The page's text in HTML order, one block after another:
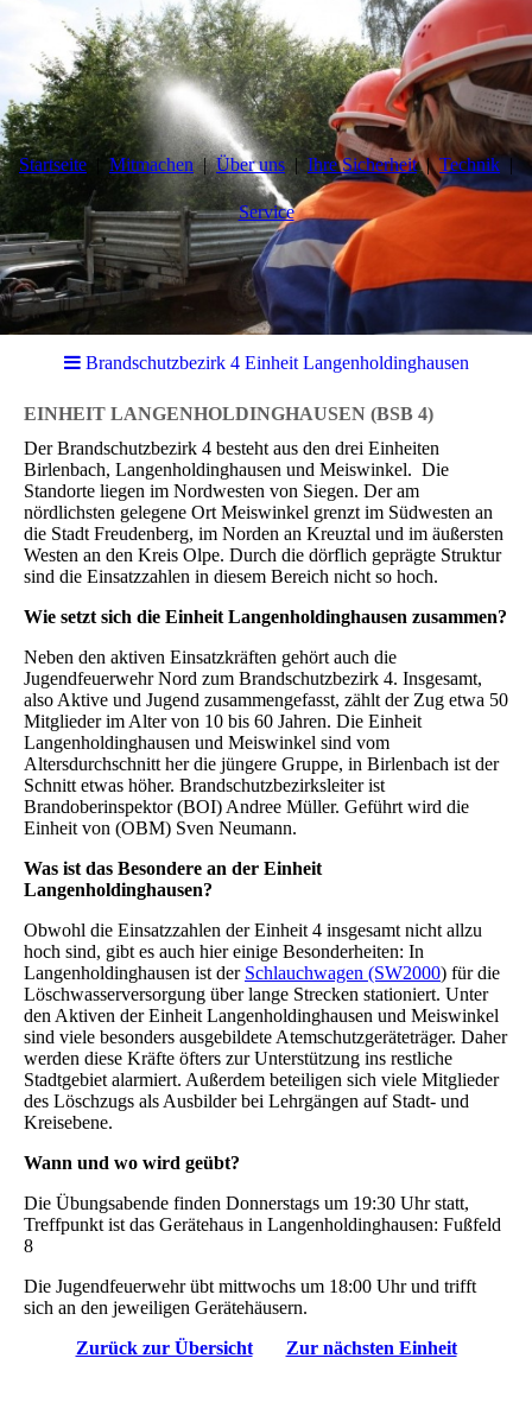
Startseite Mitmachen Über uns Ihre Sicherheit Technik
Service
Brandschutzbezirk 4 Einheit Langenholdinghausen
EINHEIT LANGENHOLDINGHAUSEN (BSB 4)
Der Brandschutzbezirk 4 besteht aus den drei Einheiten
Birlenbach, Langenholdinghausen und Meiswinkel. Die
Standorte liegen im Nordwesten von Siegen. Der am
nördlichsten gelegene Ort Meiswinkel grenzt im Südwesten an
die Stadt Freudenberg, im Norden an Kreuztal und im äußersten
Westen an den Kreis Olpe. Durch die dörflich geprägte Struktur
sind die Einsatzzahlen in diesem Bereich nicht so hoch.
Wie setzt sich die Einheit Langenholdinghausen zusammen?
Neben den aktiven Einsatzkräften gehört auch die
Jugendfeuerwehr Nord zum Brandschutzbezirk 4. Insgesamt,
also Aktive und Jugend zusammengefasst, zählt der Zug etwa 50
Mitglieder im Alter von 10 bis 60 Jahren. Die Einheit
Langenholdinghausen und Meiswinkel sind vom
Altersdurchschnitt her die jüngere Gruppe, in Birlenbach ist der
Schnitt etwas höher. Brandschutzbezirksleiter ist
Brandoberinspektor (BOI) Andree Müller. Geführt wird die
Einheit von (OBM) Sven Neumann.
Was ist das Besondere an der Einheit
Langenholdinghausen?
Obwohl die Einsatzzahlen der Einheit 4 insgesamt nicht allzu
hoch sind, gibt es auch hier einige Besonderheiten: In
Langenholdinghausen ist der Schlauchwagen (SW2000) für die
Löschwasserversorgung über lange Strecken stationiert. Unter
den Aktiven der Einheit Langenholdinghausen und Meiswinkel
sind viele besonders ausgebildete Atemschutzgeräteträger. Daher
werden diese Kräfte öfters zur Unterstützung ins restliche
Stadtgebiet alarmiert. Außerdem beteiligen sich viele Mitglieder
des Löschzugs als Ausbilder bei Lehrgängen auf Stadt- und
Kreisebene.
Wann und wo wird geübt?
Die Übungsabende finden Donnerstags um 19:30 Uhr statt,
Treffpunkt ist das Gerätehaus in Langenholdinghausen: Fußfeld
8
Die Jugendfeuerwehr übt mittwochs um 18:00 Uhr und trifft
sich an den jeweiligen Gerätehäusern.
Zurück zur Übersicht
Zur nächsten Einheit